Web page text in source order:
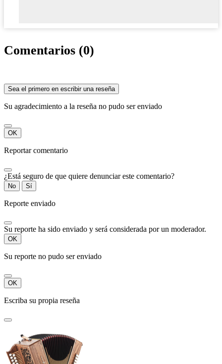
Comentarios (0)
Sea el primero en escribir una reseña
Su agradecimiento a la reseña no pudo ser enviado
OK
Reportar comentario
¿Está seguro de que quiere denunciar este comentario?
No Sí
Reporte enviado
Su reporte ha sido enviado y será considerada por un moderador.
OK
Su reporte no pudo ser enviado
OK
Escriba su propia reseña